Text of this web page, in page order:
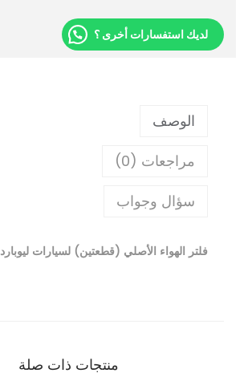
لديك استفسارات أخرى ؟
الوصف
مراجعات (0)
سؤال وجواب
فلتر الهواء الأصلي (قطعتين) لسيارات ليوبارد 5/8
منتجات ذات صلة